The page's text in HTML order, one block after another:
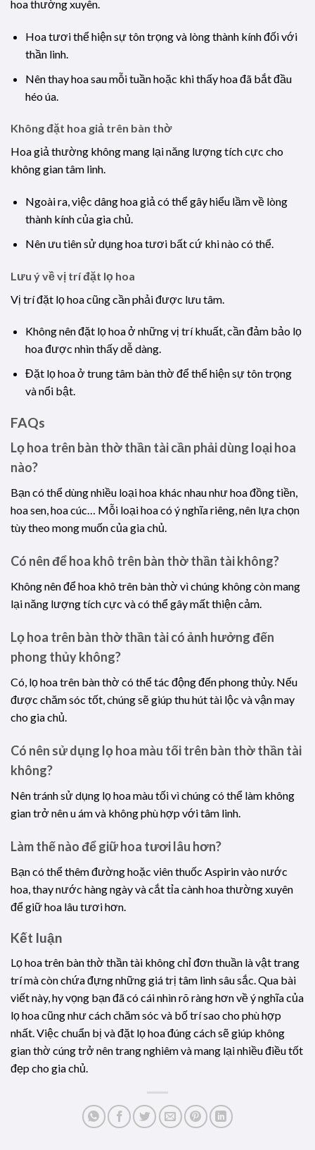
hoa thường xuyên.
Hoa tươi thể hiện sự tôn trọng và lòng thành kính đối với
thần linh.
Nên thay hoa sau mỗi tuần hoặc khi thấy hoa đã bắt đầu
héo úa.
Không đặt hoa giả trên bàn thờ
Hoa giả thường không mang lại năng lượng tích cực cho
không gian tâm linh.
Ngoài ra, việc dâng hoa giả có thể gây hiểu lầm về lòng
thành kính của gia chủ.
Nên ưu tiên sử dụng hoa tươi bất cứ khi nào có thể.
Lưu ý về vị trí đặt lọ hoa
Vị trí đặt lọ hoa cũng cần phải được lưu tâm.
Không nên đặt lọ hoa ở những vị trí khuất, cần đảm bảo lọ
hoa được nhìn thấy dễ dàng.
Đặt lọ hoa ở trung tâm bàn thờ để thể hiện sự tôn trọng
và nổi bật.
FAQs
Lọ hoa trên bàn thờ thần tài cần phải dùng loại hoa
nào?
Bạn có thể dùng nhiều loại hoa khác nhau như hoa đồng tiền,
hoa sen, hoa cúc… Mỗi loại hoa có ý nghĩa riêng, nên lựa chọn
tùy theo mong muốn của gia chủ.
Có nên để hoa khô trên bàn thờ thần tài không?
Không nên để hoa khô trên bàn thờ vì chúng không còn mang
lại năng lượng tích cực và có thể gây mất thiện cảm.
Lọ hoa trên bàn thờ thần tài có ảnh hưởng đến
phong thủy không?
Có, lọ hoa trên bàn thờ có thể tác động đến phong thủy. Nếu
được chăm sóc tốt, chúng sẽ giúp thu hút tài lộc và vận may
cho gia chủ.
Có nên sử dụng lọ hoa màu tối trên bàn thờ thần tài
không?
Nên tránh sử dụng lọ hoa màu tối vì chúng có thể làm không
gian trở nên u ám và không phù hợp với tâm linh.
Làm thế nào để giữ hoa tươi lâu hơn?
Bạn có thể thêm đường hoặc viên thuốc Aspirin vào nước
hoa, thay nước hàng ngày và cắt tỉa cành hoa thường xuyên
để giữ hoa lâu tươi hơn.
Kết luận
Lọ hoa trên bàn thờ thần tài không chỉ đơn thuần là vật trang
trí mà còn chứa đựng những giá trị tâm linh sâu sắc. Qua bài
viết này, hy vọng bạn đã có cái nhìn rõ ràng hơn về ý nghĩa của
lọ hoa cũng như cách chăm sóc và bố trí sao cho phù hợp
nhất. Việc chuẩn bị và đặt lọ hoa đúng cách sẽ giúp không
gian thờ cúng trở nên trang nghiêm và mang lại nhiều điều tốt
đẹp cho gia chủ.